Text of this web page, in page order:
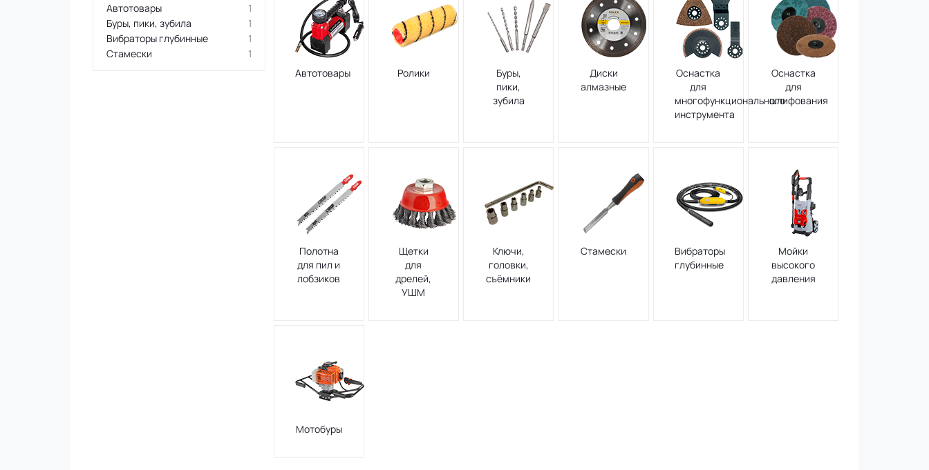
Автотовары
1
Буры, пики, зубила
1
Вибраторы глубинные
1
Стамески
1
Автотовары Ролики
Буры,
пики,
зубила
Диски
алмазные
Оснастка
для
многофункционального
инструмента
Оснастка
для
шлифования
Полотна
для пил и
лобзиков
Щетки
для
дрелей,
УШМ
Ключи,
головки,
съёмники
Стамески
Вибраторы
глубинные
Мойки
высокого
давления
Мотобуры